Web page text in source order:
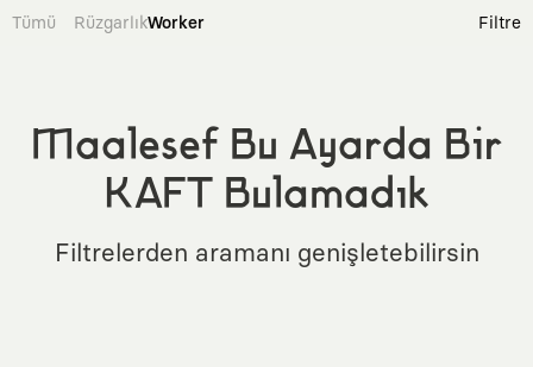
Tümü RüzgarlıkWorker Filtre
Maalesef Bu Ayarda Bir
KAFT Bulamadık
Filtrelerden aramanı genişletebilirsin